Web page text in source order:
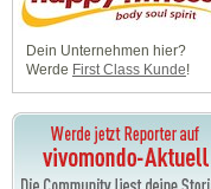
Dein Unternehmen hier?
Werde First Class Kunde!